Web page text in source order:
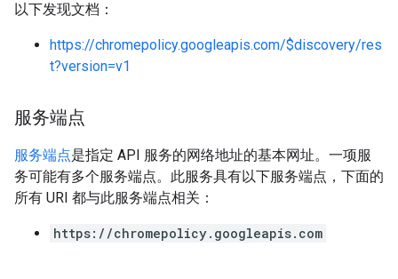
以下发现文档：
https://chromepolicy.googleapis.com/$discovery/res
t?version=v1
服务端点
服务端点是指定 API 服务的网络地址的基本网址。一项服
务可能有多个服务端点。此服务具有以下服务端点，下面的
所有 URI 都与此服务端点相关：
https://chromepolicy.googleapis.com